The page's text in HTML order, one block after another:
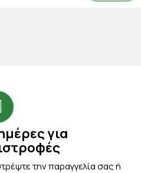
για
την παραγγελία σας ή